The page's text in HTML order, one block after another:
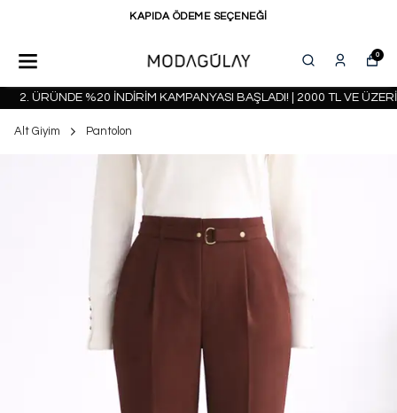
KAPIDA ÖDEME SEÇENEĞİ
0
2. ÜRÜNDE %20 İNDİRİM KAMPANYASI BAŞLADI! | 2000 TL VE ÜZERİ
Alt Giyim Pantolon